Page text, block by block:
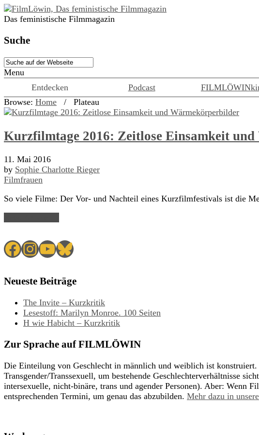
Das feministische Filmmagazin
Suche
Menu
Entdecken
Podcast
Browse: Home / Plateau
Kurzfilmtage 2016: Zeitlose Einsamkeit
11. Mai 2016
by Sophie Charlotte Rieger
Filmfrauen
So viele Filme: Der Vor- und Nachteil eines Kurzfilmfestivals ist die
Facebook
Instagram
YouTube
Bluesky
Neueste Beiträge
The Invite – Kurzkritik
Lesestoff: Marilyn Monroe. 100 Seiten
H wie Habicht – Kurzkritik
Zur Sprache auf FILMLÖWIN
Die Einteilung von Geschlecht in männlich und weiblich ist
Transgender/Transsexuell, um bestehende Geschlechterverhältnisse
intersexuelle, nicht-binäre, trans und agender Personen). Aber: Wenn
entsprechenden Termini, um genau das abzubilden. Mehr dazu in